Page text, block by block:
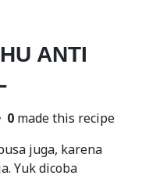
ANTI
0 made this recipe
juga, karena
Yuk dicoba